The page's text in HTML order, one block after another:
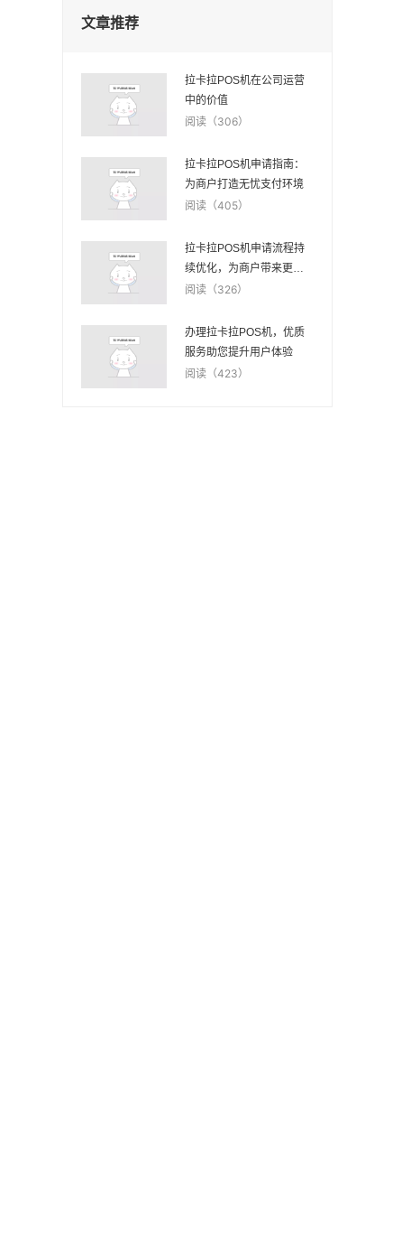
文章推荐
拉卡拉POS机在公司运营
中的价值
阅读（306）
拉卡拉POS机申请指南：
为商户打造无忧支付环境
阅读（405）
拉卡拉POS机申请流程持
续优化，为商户带来更佳
体验
阅读（326）
办理拉卡拉POS机，优质
服务助您提升用户体验
阅读（423）